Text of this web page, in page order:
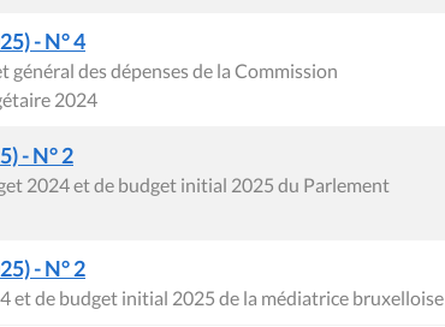
- N° 4
des dépenses de la Commission
2024
- N° 2
2024 et de budget initial 2025 du Parlement
- N° 2
et de budget initial 2025 de la médiatrice bruxelloise